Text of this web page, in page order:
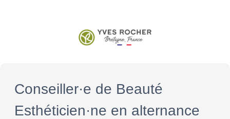
Conseiller·e de Beauté
Esthéticien·ne en alternance